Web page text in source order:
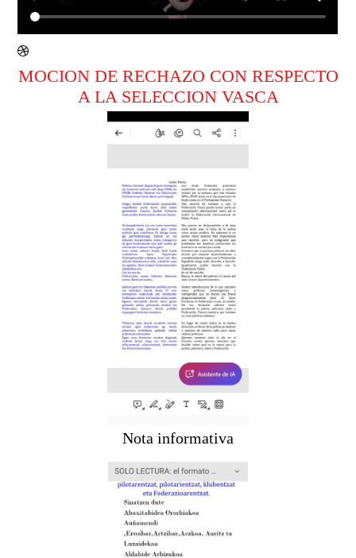
MOCION DE RECHAZO CON RESPECTO
A LA SELECCION VASCA
Nota informativa